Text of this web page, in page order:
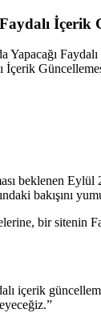
Yapacağı
beklenen Eylül
bakışını
bir sitenin
içerik